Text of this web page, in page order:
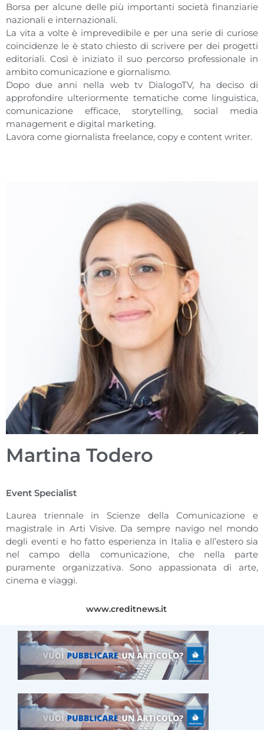
Borsa per alcune delle più importanti società finanziarie
nazionali e internazionali.
La vita a volte è imprevedibile e per una serie di curiose
coincidenze le è stato chiesto di scrivere per dei progetti
editoriali. Così è iniziato il suo percorso professionale in
ambito comunicazione e giornalismo.
Dopo due anni nella web tv DialogoTV, ha deciso di
approfondire ulteriormente tematiche come linguistica,
comunicazione efficace, storytelling, social media
management e digital marketing.
Lavora come giornalista freelance, copy e content writer.
Martina Todero
Event Specialist
Laurea triennale in Scienze della Comunicazione e
magistrale in Arti Visive. Da sempre navigo nel mondo
degli eventi e ho fatto esperienza in Italia e all’estero sia
nel campo della comunicazione, che nella parte
puramente organizzativa. Sono appassionata di arte,
cinema e viaggi.
www.creditnews.it